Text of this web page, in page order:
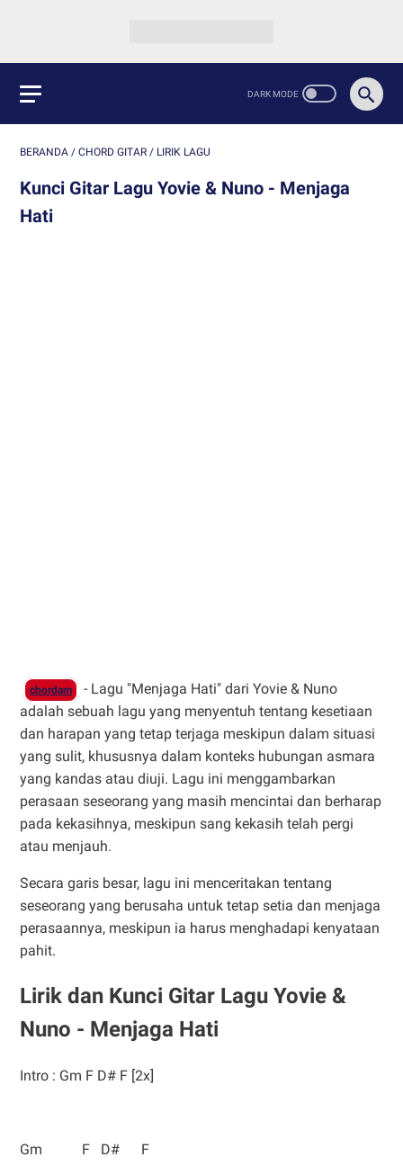
BERANDA / CHORD GITAR / LIRIK LAGU
Kunci Gitar Lagu Yovie & Nuno - Menjaga
Hati
chordam
- Lagu "Menjaga Hati" dari Yovie & Nuno
adalah sebuah lagu yang menyentuh tentang kesetiaan
dan harapan yang tetap terjaga meskipun dalam situasi
yang sulit, khususnya dalam konteks hubungan asmara
yang kandas atau diuji. Lagu ini menggambarkan
perasaan seseorang yang masih mencintai dan berharap
pada kekasihnya, meskipun sang kekasih telah pergi
atau menjauh.
Secara garis besar, lagu ini menceritakan tentang
seseorang yang berusaha untuk tetap setia dan menjaga
perasaannya, meskipun ia harus menghadapi kenyataan
pahit.
Lirik dan Kunci Gitar Lagu Yovie &
Nuno - Menjaga Hati
Intro : Gm F D# F [2x]
Gm F D# F